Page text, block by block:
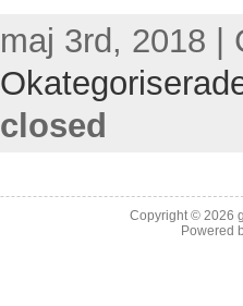
maj 3rd, 2018 |
closed
Copyright © 2026
Powered